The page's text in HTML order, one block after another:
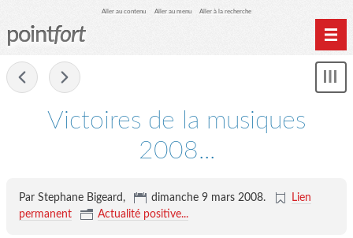
Aller au contenu Aller au menu Aller à la recherche
pointfort
Victoires de la musiques
2008...
Par Stephane Bigeard, dimanche 9 mars 2008.
Lien
permanent
Actualité positive...